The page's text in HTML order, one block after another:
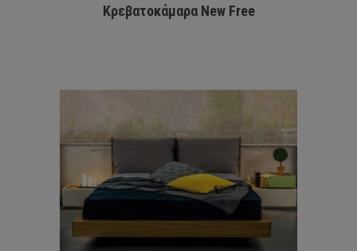
Κρεβατοκάμαρα New Free